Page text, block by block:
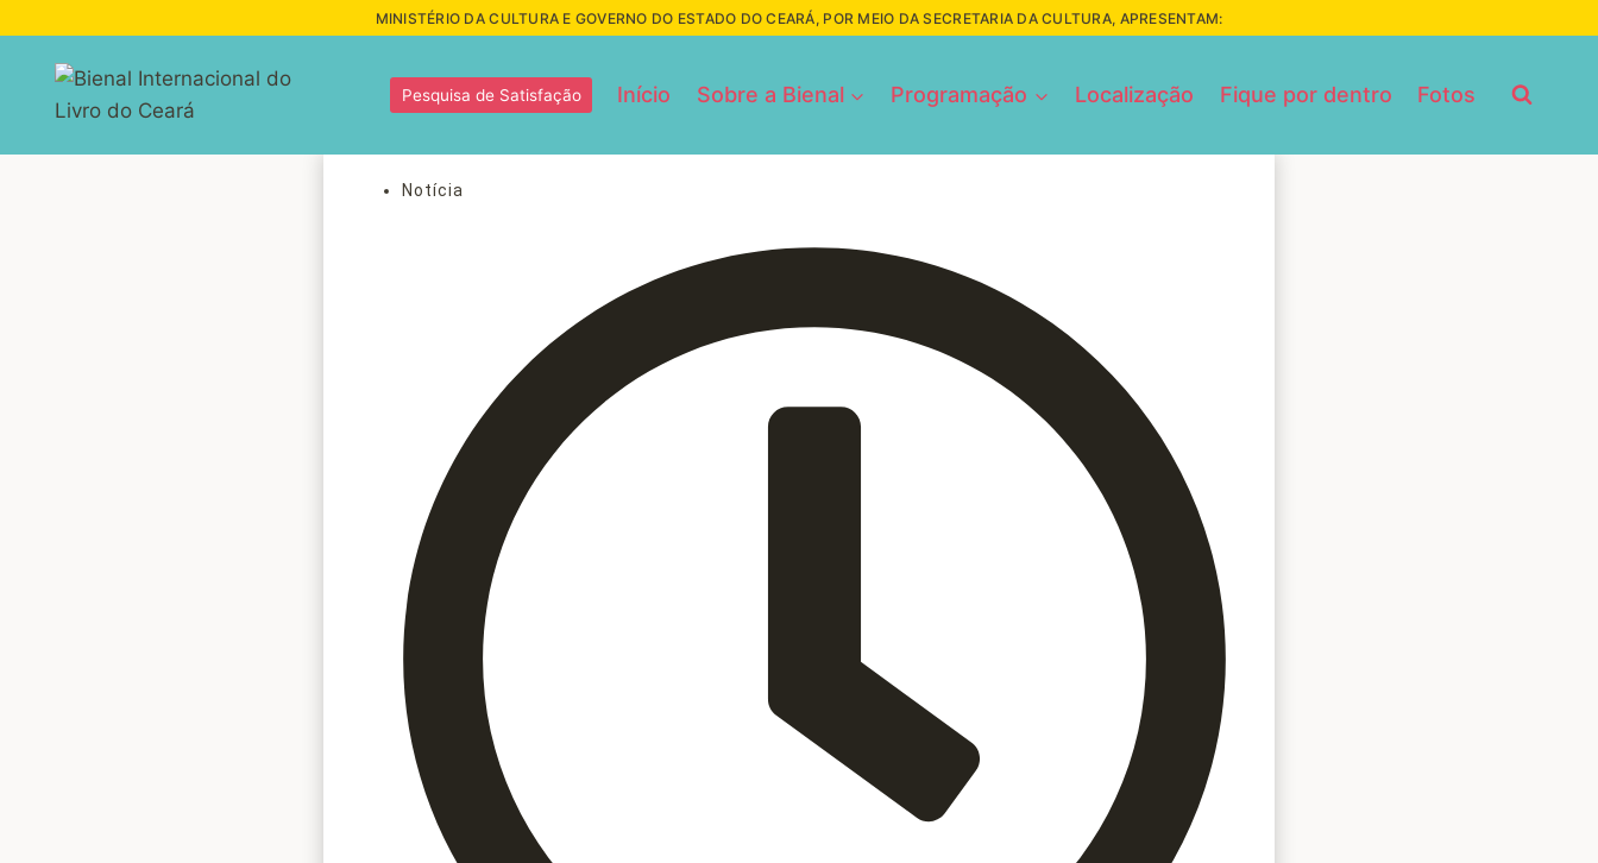
MINISTÉRIO DA CULTURA E GOVERNO DO ESTADO DO CEARÁ, POR MEIO DA SECRETARIA DA CULTURA, APRESENTAM:
Pesquisa de Satisfação Início Sobre a Bienal Programação Localização Fique por dentro Fotos
Notícia